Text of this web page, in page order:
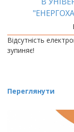
Відсутність
зупиняє!
Переглянути